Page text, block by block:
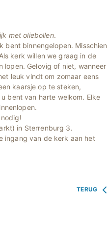
met oliebollen.
bent binnengelopen. Misschien
kerk willen we graag in de
lopen. Gelovig of niet, wanneer
leuk vindt om zomaar eens
kaarsje op te steken,
bent van harte welkom. Elke
in Sterrenburg 3.
ingang van de kerk aan het
TERUG